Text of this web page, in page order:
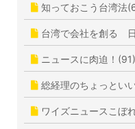
知っておこう台湾法
台湾で会社を創る
ニュースに肉迫！(91)
総経理のちょっとい
ワイズニュースこぼ